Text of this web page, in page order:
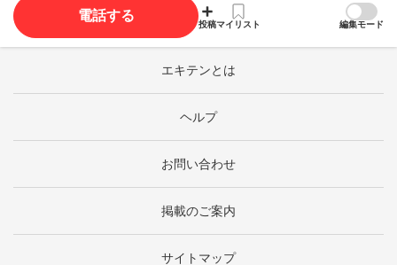
電話する
投稿マイリスト 編集モード
エキテンとは
ヘルプ
お問い合わせ
掲載のご案内
サイトマップ